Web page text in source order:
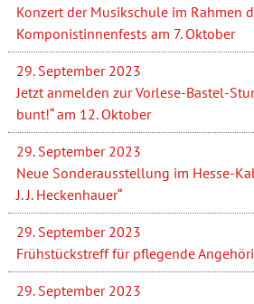
Konzert der Musikschule im Rahmen
Komponistinnenfests am 7. Oktober
29. September 2023
Jetzt anmelden zur Vorlese-Bastel-
bunt!“ am 12. Oktober
29. September 2023
Neue Sonderausstellung im Hesse-
J. J. Heckenhauer“
29. September 2023
Frühstückstreff für pflegende
29. September 2023